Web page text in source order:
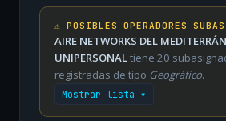
⚠️ POSIBLES OPERADORES
AIRE NETWORKS DEL
UNIPERSONALtiene 20
registradas de tipo Geográfico.
Mostrar lista ▾